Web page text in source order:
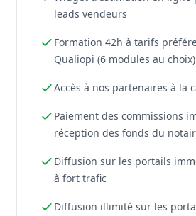
leads vendeurs
Formation 42h à tarifs
Qualiopi (6 modules au choix)
Accès à nos partenaires à la
Paiement des commissions
réception des fonds du
Diffusion sur les portails
à fort trafic
Diffusion illimité sur les